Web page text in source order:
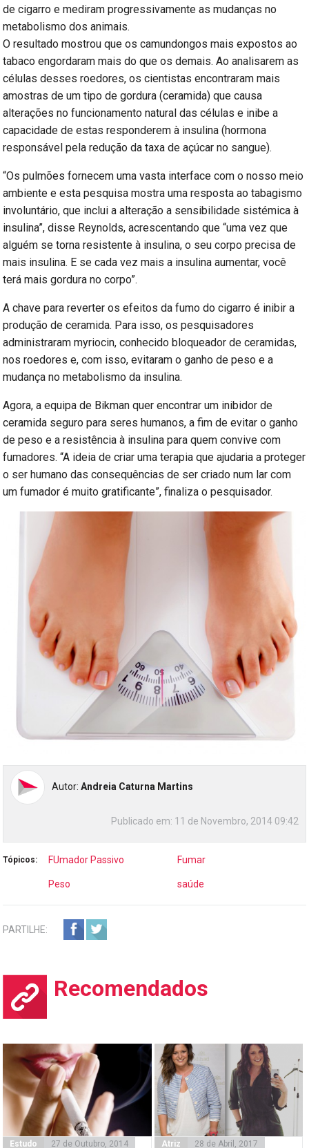
de cigarro e mediram progressivamente as mudanças no
metabolismo dos animais.
O resultado mostrou que os camundongos mais expostos ao
tabaco engordaram mais do que os demais. Ao analisarem as
células desses roedores, os cientistas encontraram mais
amostras de um tipo de gordura (ceramida) que causa
alterações no funcionamento natural das células e inibe a
capacidade de estas responderem à insulina (hormona
responsável pela redução da taxa de açúcar no sangue).
“Os pulmões fornecem uma vasta interface com o nosso meio
ambiente e esta pesquisa mostra uma resposta ao tabagismo
involuntário, que inclui a alteração a sensibilidade sistémica à
insulina”, disse Reynolds, acrescentando que “uma vez que
alguém se torna resistente à insulina, o seu corpo precisa de
mais insulina. E se cada vez mais a insulina aumentar, você
terá mais gordura no corpo”.
A chave para reverter os efeitos da fumo do cigarro é inibir a
produção de ceramida. Para isso, os pesquisadores
administraram myriocin, conhecido bloqueador de ceramidas,
nos roedores e, com isso, evitaram o ganho de peso e a
mudança no metabolismo da insulina.
Agora, a equipa de Bikman quer encontrar um inibidor de
ceramida seguro para seres humanos, a fim de evitar o ganho
de peso e a resistência à insulina para quem convive com
fumadores. “A ideia de criar uma terapia que ajudaria a proteger
o ser humano das consequências de ser criado num lar com
um fumador é muito gratificante”, finaliza o pesquisador.
Autor:Andreia Caturna Martins
Publicado em: 11 de Novembro, 2014 09:42
Tópicos: FUmador Passivo Fumar
Peso saúde
PARTILHE:
Recomendados
Estudo 27 de Outubro, 2014 Atriz 28 de Abril, 2017